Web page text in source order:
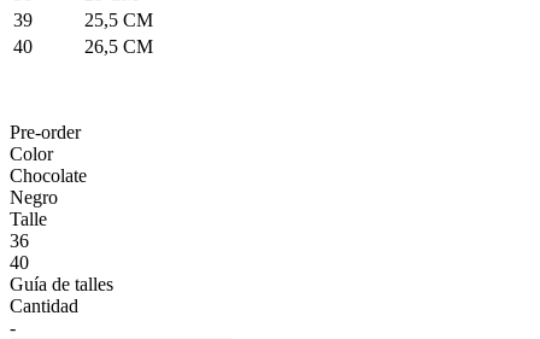
39
25,5 CM
40
26,5 CM
Pre-order
Color
Chocolate
Negro
Talle
36
40
Guía de talles
Cantidad
-